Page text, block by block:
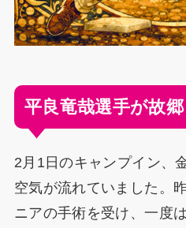
平良竜哉選手が故
2月1日のキャンプイン、
空気が流れていました。
ニアの手術を受け、一度